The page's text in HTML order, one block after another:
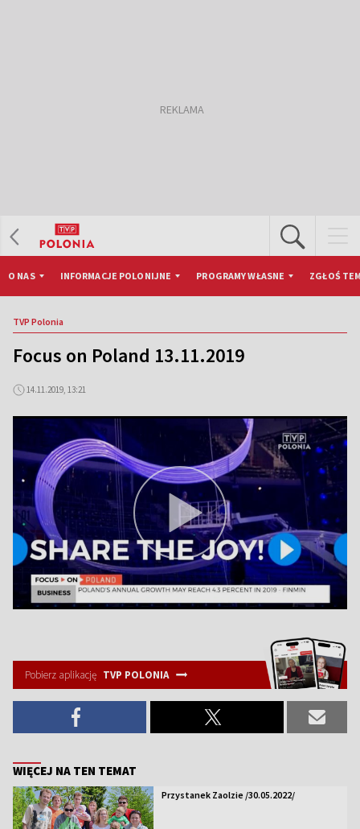
O NAS INFORMACJE POLONIJNE PROGRAMY WŁASNE ZGŁOŚ
TVP Polonia
Focus on Poland 13.11.2019
14.11.2019, 13:21
Pobierz aplikację TVP POLONIA
WIĘCEJ NA TEN TEMAT
Przystanek Zaolzie /30.05.2022/